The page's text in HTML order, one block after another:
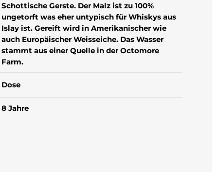
Schottische Gerste. Der Malz ist zu 100%
ungetorft was eher untypisch für Whiskys aus
Islay ist. Gereift wird in Amerikanischer wie
auch Europäischer Weisseiche. Das Wasser
stammt aus einer Quelle in der Octomore
Farm.
Dose
8 Jahre